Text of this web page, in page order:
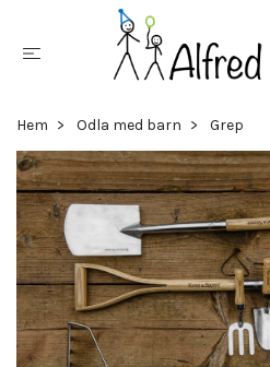
Hem Odla med barn Grep